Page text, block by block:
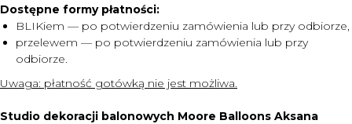
Dostępne formy płatności:
BLIKiem — po potwierdzeniu zamówienia lub przy odbiorze,
przelewem — po potwierdzeniu zamówienia lub przy
odbiorze.
Uwaga: płatność gotówką nie jest możliwa.
Studio dekoracji balonowych Moore Balloons Aksana
KONTAKT
O NAS
CENNIK
DOSTAWA I PŁATNOŚĆ
MENU